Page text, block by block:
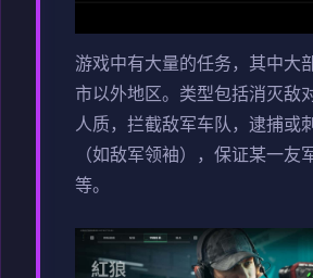
游戏中有大量的任务，其中大
市以外地区。类型包括消灭敌
人质，拦截敌军车队，逮捕或
（如敌军领袖），保证某一友
等。